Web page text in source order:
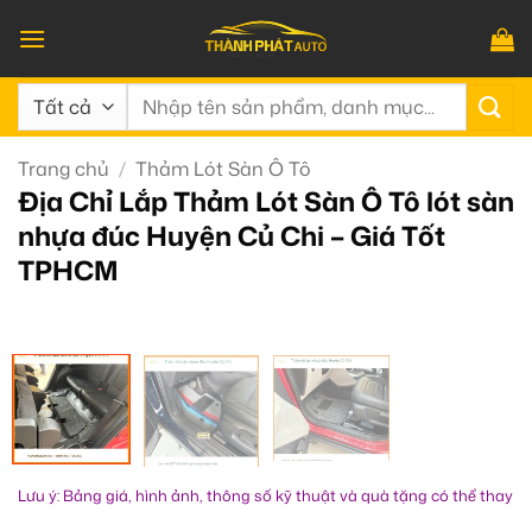
qua
nội
dung
Tìm
Trang chủ / Thảm Lót Sàn Ô Tô
Địa Chỉ Lắp Thảm Lót Sàn Ô Tô lót sàn
nhựa đúc Huyện Củ Chi – Giá Tốt
TPHCM
Lưu ý: Bảng giá, hình ảnh, thông số kỹ thuật và quà tặng có thể thay